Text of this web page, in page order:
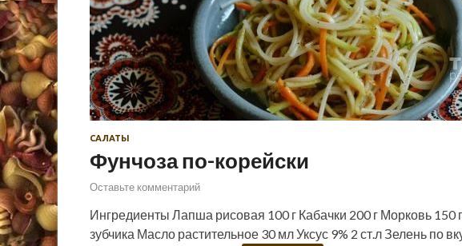
САЛАТЫ
Фунчоза по-корейски
Оставьте комментарий
Ингредиенты Лапша рисовая 100 г Кабачки 200 г Морковь 150
зубчика Масло растительное 30 мл Уксус 9% 2 ст.л Зелень по